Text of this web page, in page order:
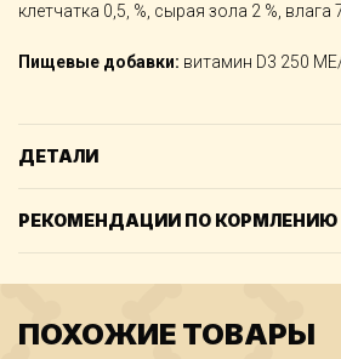
клетчатка 0,5, %, сырая зола 2 %, влага
Пищевые добавки: витамин D3 250
ДЕТАЛИ
РЕКОМЕНДАЦИИ ПО КОРМЛЕНИЮ
ПОХОЖИЕ ТОВАРЫ